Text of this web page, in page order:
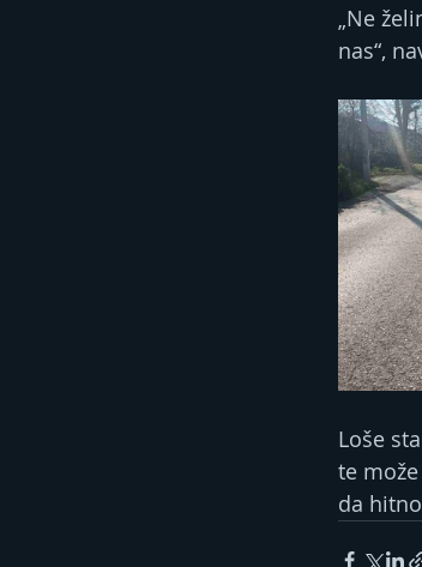
„Ne
nas“,
Loše
te
da